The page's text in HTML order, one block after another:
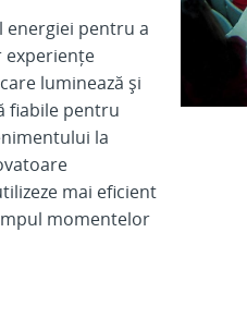
energiei pentru a
experiențe
luminează și
fiabile pentru
la
mai eficient
momentelor